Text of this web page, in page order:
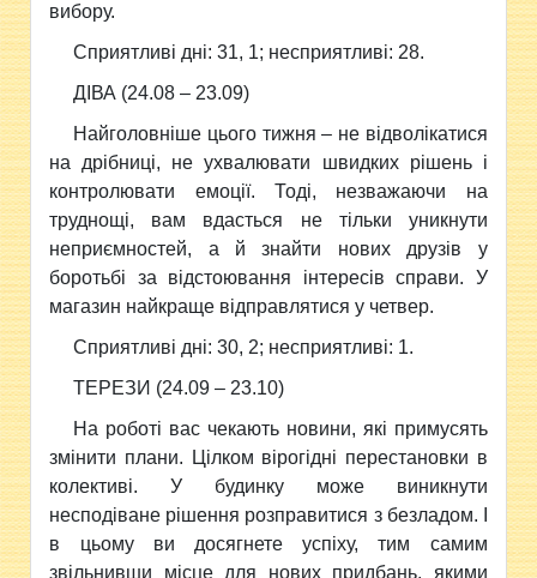
вибору.
Сприятливi днi: 31, 1; несприятливi: 28.
ДIВА (24.08 – 23.09)
Найголовнiше цього тижня – не вiдволiкатися
на дрiбницi, не ухвалювати швидких рiшень i
контролювати емоцiї. Тодi, незважаючи на
труднощi, вам вдасться не тiльки уникнути
неприємностей, а й знайти нових друзiв у
боротьбi за вiдстоювання iнтересiв справи. У
магазин найкраще вiдправлятися у четвер.
Сприятливi днi: 30, 2; несприятливi: 1.
ТЕРЕЗИ (24.09 – 23.10)
На роботi вас чекають новини, якi примусять
змiнити плани. Цiлком вiрогiдні перестановки в
колективi. У будинку може виникнути
несподiване рiшення розправитися з безладом. I
в цьому ви досягнете успiху, тим самим
звiльнивши мiсце для нових придбань, якими